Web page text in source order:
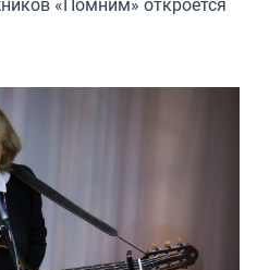
«Помним» откроется